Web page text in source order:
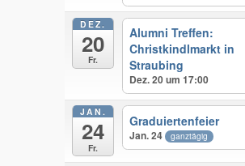
DEZ.
20
Fr.
Alumni Treffen:
Christkindlmarkt in
Straubing
Dez. 20 um 17:00
JAN.
24
Fr.
Graduiertenfeier
Jan. 24 ganztägig